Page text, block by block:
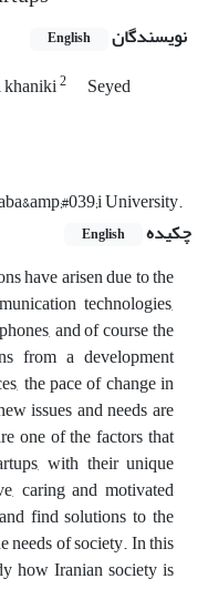
نویسندگان English
2
Seyed
University.
چکیده
English
have arisen due to the
technologies,
and of course the
from a development
the pace of change in
issues and needs are
one of the factors that
with their unique
caring and motivated
find solutions to the
needs of society. In this
how Iranian society is